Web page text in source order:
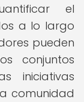
el
a lo largo
pueden
conjuntos
iniciativas
comunidad